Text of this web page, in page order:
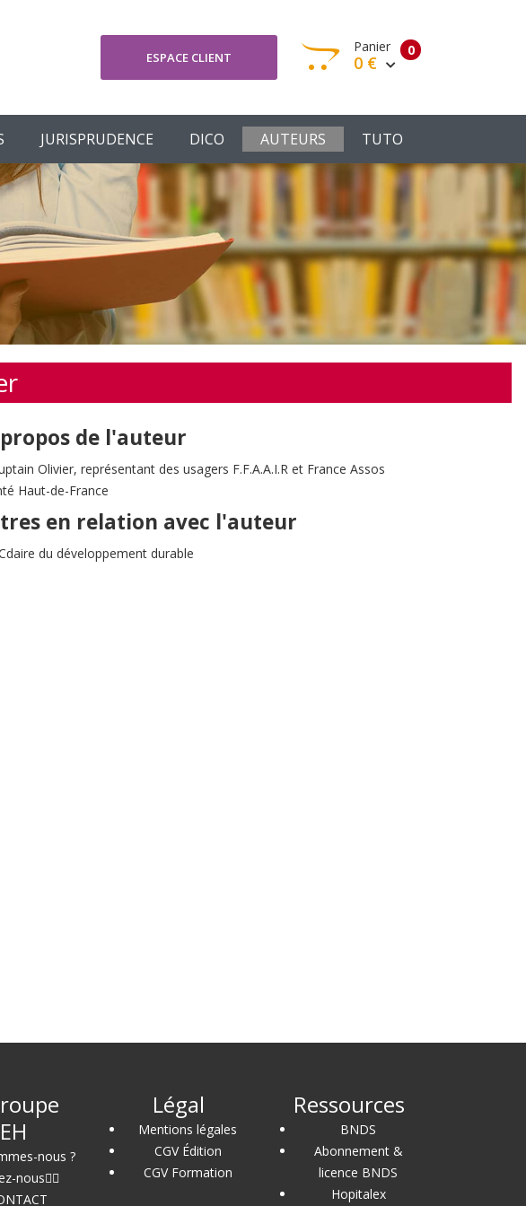
ESPACE CLIENT 0
Panier
0 €
Votre panier est vide
Votre Panier Commander
JURISPRUDENCE DICO AUTEURS TUTO
de l'auteur
Olivier, représentant des usagers F.F.A.A.I.R et France Assos
Haut-de-France
en relation avec l'auteur
du développement durable
nous ?
nous
Légal
Mentions légales
CGV Édition
CGV Formation
Ressources
BNDS
Abonnement &
licence BNDS
Hopitalex